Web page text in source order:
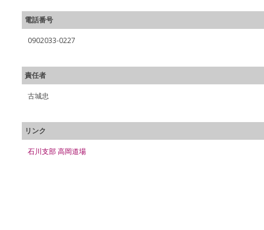
電話番号
0902033-0227
責任者
古城忠
リンク
石川支部 高岡道場